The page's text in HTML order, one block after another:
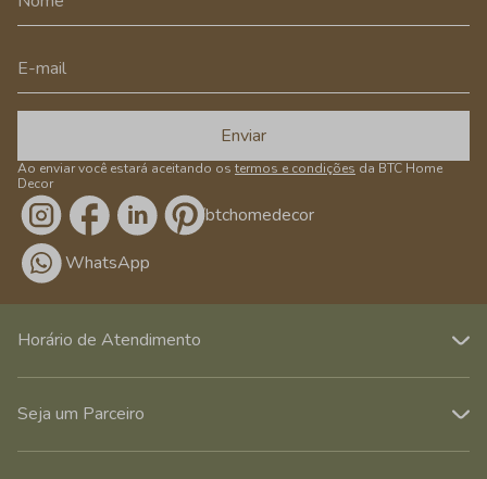
Enviar
Ao enviar você estará aceitando os termos e condições da BTC Home
Decor
/btchomedecor
WhatsApp
Horário de Atendimento
Seja um Parceiro